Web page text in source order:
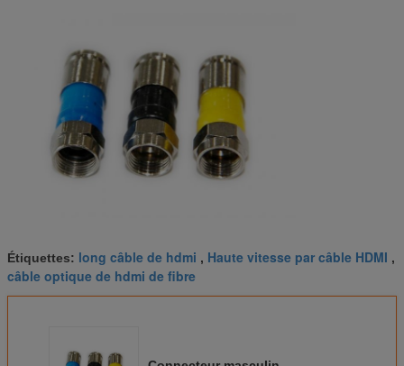
Étiquettes: long câble de hdmi , Haute vitesse par câble HDMI ,
câble optique de hdmi de fibre